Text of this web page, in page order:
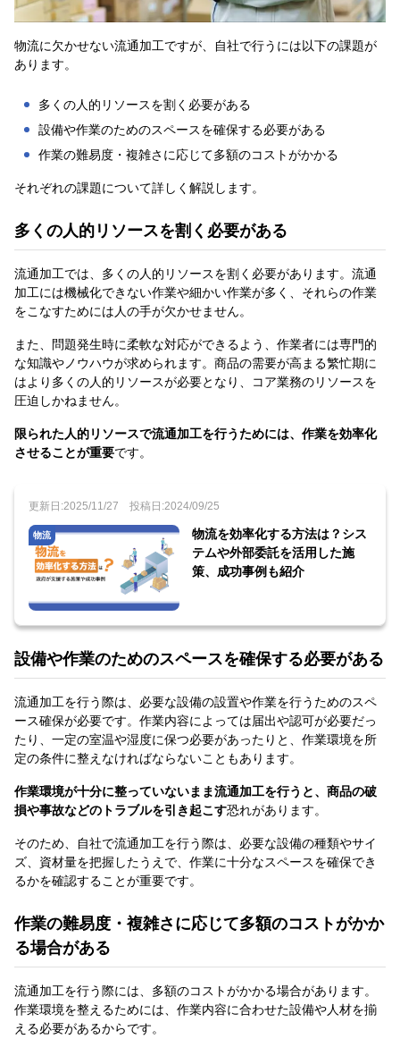
物流に欠かせない流通加工ですが、自社で行うには以下の課題が
あります。
多くの人的リソースを割く必要がある
設備や作業のためのスペースを確保する必要がある
作業の難易度・複雑さに応じて多額のコストがかかる
それぞれの課題について詳しく解説します。
多くの人的リソースを割く必要がある
流通加工では、多くの人的リソースを割く必要があります。流通
加工には機械化できない作業や細かい作業が多く、それらの作業
をこなすためには人の手が欠かせません。
また、問題発生時に柔軟な対応ができるよう、作業者には専門的
な知識やノウハウが求められます。商品の需要が高まる繁忙期に
はより多くの人的リソースが必要となり、コア業務のリソースを
圧迫しかねません。
限られた人的リソースで流通加工を行うためには、作業を効率化
させることが重要です。
更新日:2025/11/27 投稿日:2024/09/25
物流
物流を効率化する方法は？シス
テムや外部委託を活用した施
策、成功事例も紹介
設備や作業のためのスペースを確保する必要がある
流通加工を行う際は、必要な設備の設置や作業を行うためのスペ
ース確保が必要です。作業内容によっては届出や認可が必要だっ
たり、一定の室温や湿度に保つ必要があったりと、作業環境を所
定の条件に整えなければならないこともあります。
作業環境が十分に整っていないまま流通加工を行うと、商品の破
損や事故などのトラブルを引き起こす恐れがあります。
そのため、自社で流通加工を行う際は、必要な設備の種類やサイ
ズ、資材量を把握したうえで、作業に十分なスペースを確保でき
るかを確認することが重要です。
作業の難易度・複雑さに応じて多額のコストがかか
る場合がある
流通加工を行う際には、多額のコストがかかる場合があります。
作業環境を整えるためには、作業内容に合わせた設備や人材を揃
える必要があるからです。